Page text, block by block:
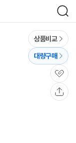
검
색
상품비교
대량구매
관
심